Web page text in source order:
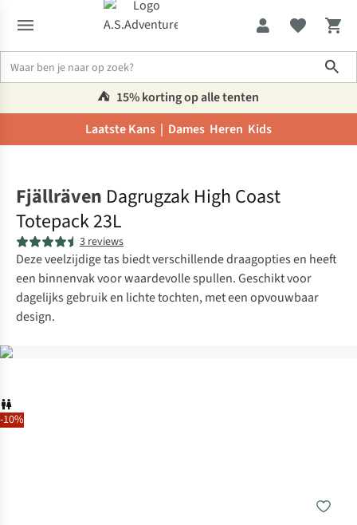
⛺️ 15% korting op alle tenten
Laatste Kans | Dames Heren Kids
-10%
Fjällräven Dagrugzak High Coast
Totepack 23L
3 reviews
Deze veelzijdige tas biedt verschillende draagopties en heeft
een binnenvak voor waardevolle spullen. Geschikt voor
dagelijks gebruik en lichte tochten, met een opvouwbaar
design.